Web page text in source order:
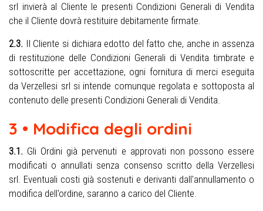
srl invierà al Cliente le presenti Condizioni Generali di Vendita
che il Cliente dovrà restituire debitamente firmate.
2.3. Il Cliente si dichiara edotto del fatto che, anche in assenza
di restituzione delle Condizioni Generali di Vendita timbrate e
sottoscritte per accettazione, ogni fornitura di merci eseguita
da Verzellesi srl si intende comunque regolata e sottoposta al
contenuto delle presenti Condizioni Generali di Vendita.
3 • Modifica degli ordini
3.1. Gli Ordini già pervenuti e approvati non possono essere
modificati o annullati senza consenso scritto della Verzellesi
srl. Eventuali costi già sostenuti e derivanti dall'annullamento o
modifica dell'ordine, saranno a carico del Cliente.